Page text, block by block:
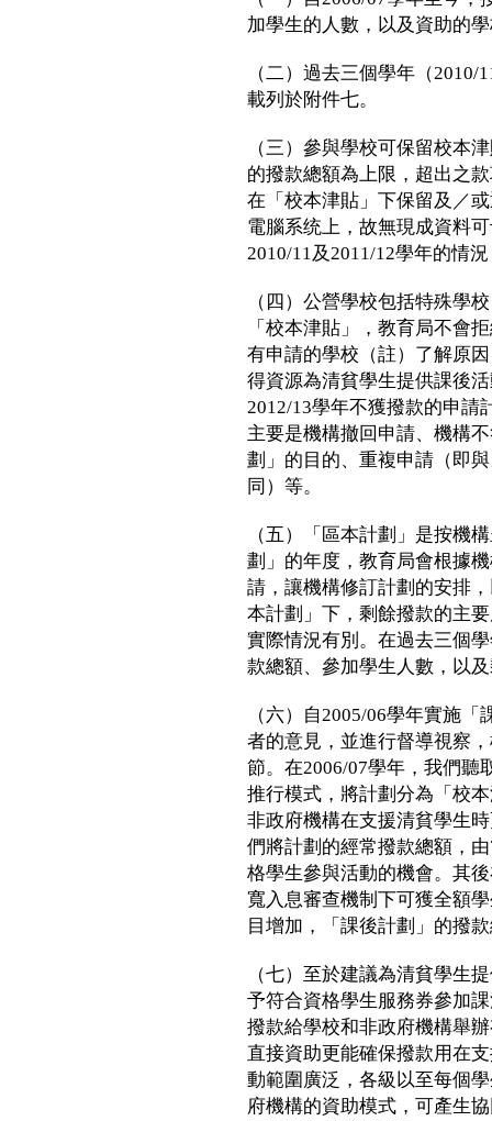
加學生的人數，以及資助的
（二）過去三個學年（
載列於附件七。
（三）參與學校可保留校本
的撥款總額為上限，超出之
在「校本津貼」下保留及／
電腦系统上，故無現成資料
2010/11及2011/12學年的情
（四）公營學校包括特殊學
「校本津貼」，教育局不會
有申請的學校（註）了解原
得資源為清貧學生提供課後
2012/13學年不獲撥款的申請
主要是機構撤回申請、機構
劃」的目的、重複申請（即
同）等。
（五）「區本計劃」是按機
劃」的年度，教育局會根據
請，讓機構修訂計劃的安排
本計劃」下，剩餘撥款的主
實際情況有別。在過去三個
款總額、參加學生人數，以
（六）自2005/06學年實施
者的意見，並進行督導視察
節。在2006/07學年，我們聽
推行模式，將計劃分為「校
非政府機構在支援清貧學生
們將計劃的經常撥款總額，
格學生參與活動的機會。其
寬入息審查機制下可獲全額
目增加，「課後計劃」的撥
（七）至於建議為清貧學生
予符合資格學生服務券參加
撥款給學校和非政府機構舉
直接資助更能確保撥款用在
動範圍廣泛，各級以至每個
府機構的資助模式，可產生